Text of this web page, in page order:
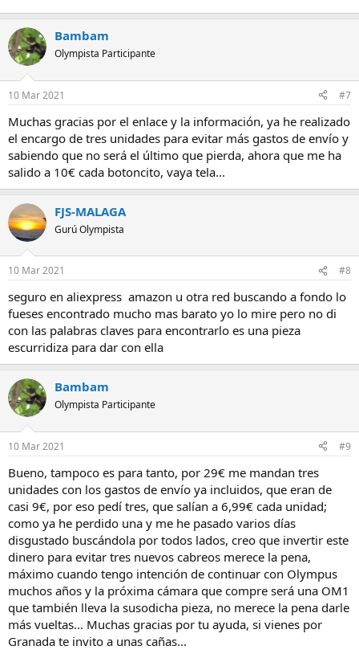
Bambam
Olympista Participante
10 Mar 2021 #7
Muchas gracias por el enlace y la información, ya he realizado
el encargo de tres unidades para evitar más gastos de envío y
sabiendo que no será el último que pierda, ahora que me ha
salido a 10€ cada botoncito, vaya tela...
FJS-MALAGA
Gurú Olympista
10 Mar 2021 #8
seguro en aliexpress amazon u otra red buscando a fondo lo
fueses encontrado mucho mas barato yo lo mire pero no di
con las palabras claves para encontrarlo es una pieza
escurridiza para dar con ella
Bambam
Olympista Participante
10 Mar 2021 #9
Bueno, tampoco es para tanto, por 29€ me mandan tres
unidades con los gastos de envío ya incluidos, que eran de
casi 9€, por eso pedí tres, que salían a 6,99€ cada unidad;
como ya he perdido una y me he pasado varios días
disgustado buscándola por todos lados, creo que invertir este
dinero para evitar tres nuevos cabreos merece la pena,
máximo cuando tengo intención de continuar con Olympus
muchos años y la próxima cámara que compre será una OM1
que también lleva la susodicha pieza, no merece la pena darle
más vueltas... Muchas gracias por tu ayuda, si vienes por
Granada te invito a unas cañas...